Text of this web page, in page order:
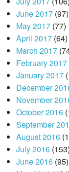
June 2017(97)
May 2017(77)
April 2017(64)
March 2017
February 2017
January 2017
December
November
October 2016
September
August 2016
July 2016(153)
June 2016(95)